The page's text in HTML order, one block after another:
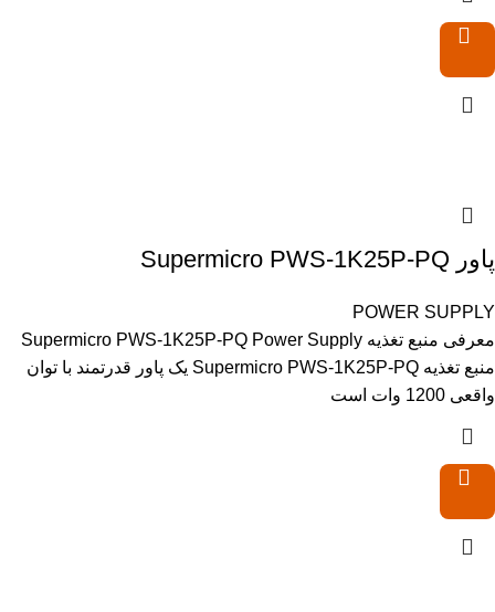
پاور Supermicro PWS-1K25P-PQ
POWER SUPPLY
معرفی منبع تغذیه Supermicro PWS-1K25P-PQ Power Supply
منبع تغذیه Supermicro PWS-1K25P-PQ یک پاور قدرتمند با توان
واقعی 1200 وات است